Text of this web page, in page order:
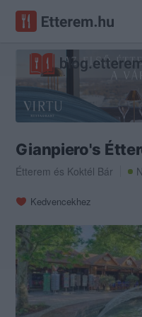
Gianpiero's
Étterem és Koktél Bár
Kedvencekhez